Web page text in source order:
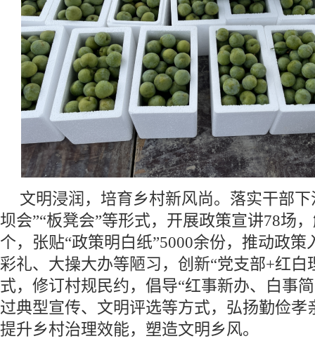
文明浸润，培育乡村新风尚。落实干部
坝会”“板凳会”等形式，开展政策宣讲78场
个，张贴“政策明白纸”5000余份，推动政
彩礼、大操大办等陋习，创新“党支部+红白
式，修订村规民约，倡导“红事新办、白事
过典型宣传、文明评选等方式，弘扬勤俭孝
提升乡村治理效能，塑造文明乡风。